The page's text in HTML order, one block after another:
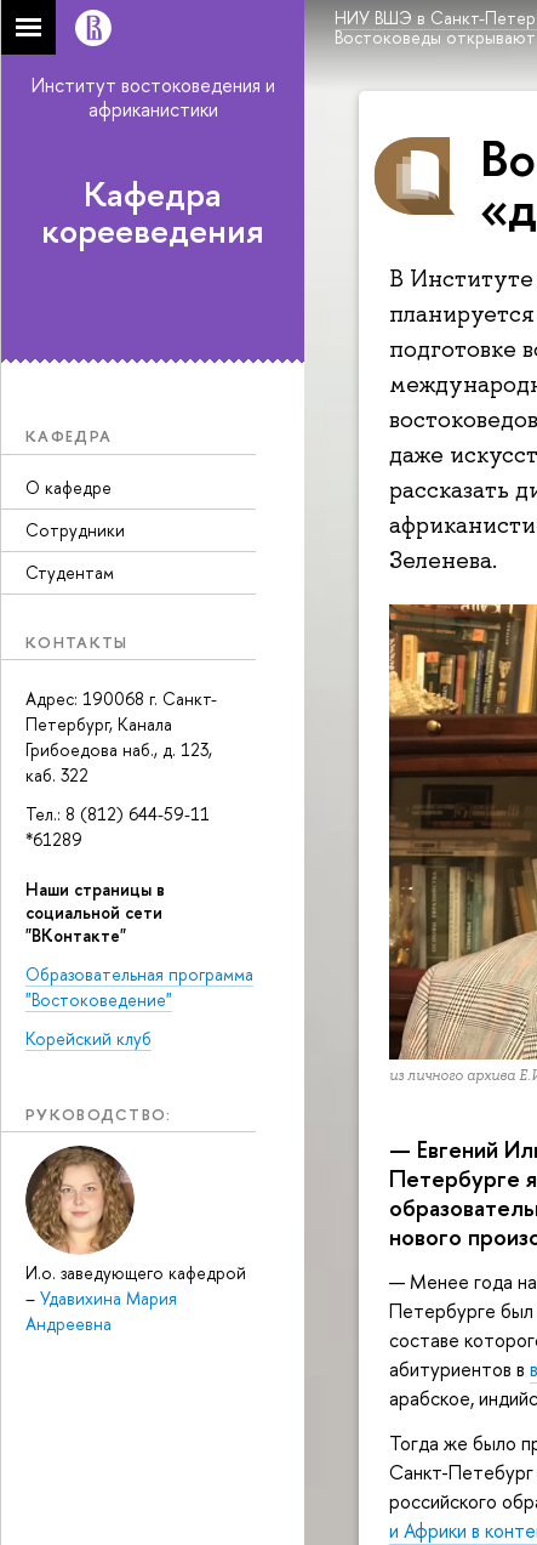
НИУ ВШЭ в Санкт-
Востоковеды
Институт востоковедения и
африканистики
Кафедра
корееведения
КАФЕДРА
О кафедре
Сотрудники
Студентам
КОНТАКТЫ
Адрес: 190068 г. Санкт-
Петербург, Канала
Грибоедова наб., д. 123,
каб. 322
Тел.: 8 (812) 644-59-11
*61289
Наши страницы в
социальной сети
"ВКонтакте"
Образовательная программа
"Востоковедение"
Корейский клуб
РУКОВОДСТВО:
И.о. заведующего кафедрой
– Удавихина Мария
Андреевна
В
подготовке
даже
рассказать
Зеленева.
из личного архива
— Евгений
Петербурге
нового
— Менее года
Петербурге был
составе
абитуриентов в
арабское,
Тогда же было
Санкт-Петебург
российского
и Африки в